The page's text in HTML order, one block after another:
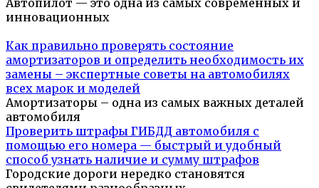
инновационных
Как правильно проверять состояние
амортизаторов и определить необходимость их
замены – экспертные советы на автомобилях
всех марок и моделей
Амортизаторы – одна из самых важных деталей
автомобиля
Проверить штрафы ГИБДД автомобиля с
помощью его номера — быстрый и удобный
способ узнать наличие и сумму штрафов
Городские дороги нередко становятся